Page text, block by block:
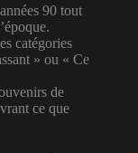
90 tout
catégories
» ou « Ce
de
ce que